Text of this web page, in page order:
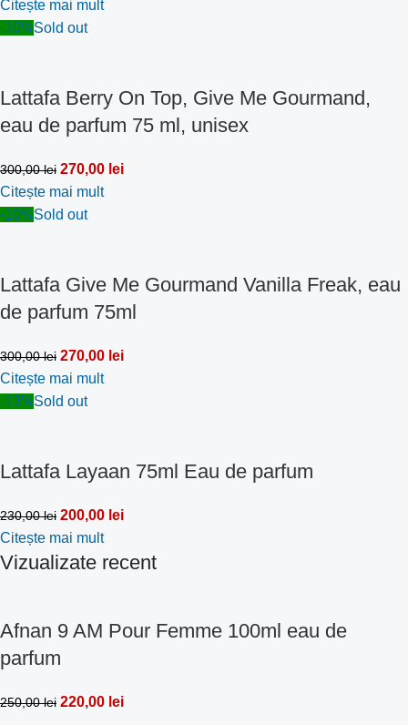
Citește mai mult
-10%Sold out
Lattafa Berry On Top, Give Me Gourmand,
eau de parfum 75 ml, unisex
300,00lei 270,00 lei
Citește mai mult
-10%Sold out
Lattafa Give Me Gourmand Vanilla Freak, eau
de parfum 75ml
300,00lei 270,00 lei
Citește mai mult
-13%Sold out
Lattafa Layaan 75ml Eau de parfum
230,00lei 200,00 lei
Citește mai mult
Vizualizate recent
Afnan 9 AM Pour Femme 100ml eau de
parfum
250,00lei 220,00 lei